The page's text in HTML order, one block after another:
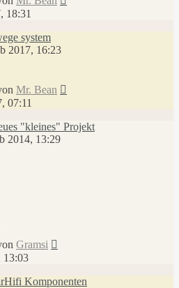
18:31
system
2017, 16:23
Mr. Bean
07:11
"kleines" Projekt
2014, 13:29
Gramsi
13:03
Komponenten